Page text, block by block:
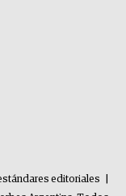
editoriales